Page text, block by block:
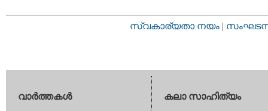
സ്വകാര്യതാ നയം |
വാര്‍ത്തകള്‍
കലാ സാഹിത്യം